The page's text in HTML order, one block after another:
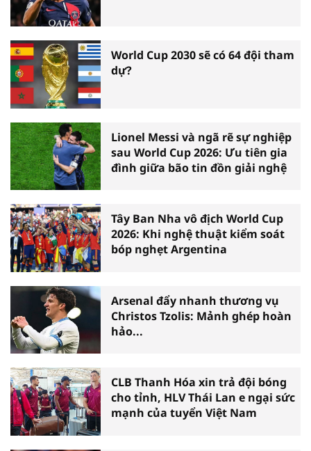
World Cup 2030 sẽ có 64 đội tham
dự?
Lionel Messi và ngã rẽ sự nghiệp
sau World Cup 2026: Ưu tiên gia
đình giữa bão tin đồn giải nghệ
Tây Ban Nha vô địch World Cup
2026: Khi nghệ thuật kiểm soát
bóp nghẹt Argentina
Arsenal đẩy nhanh thương vụ
Christos Tzolis: Mảnh ghép hoàn
hảo...
CLB Thanh Hóa xin trả đội bóng
cho tỉnh, HLV Thái Lan e ngại sức
mạnh của tuyển Việt Nam